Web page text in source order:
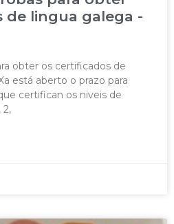
de lingua galega -
obter os certificados de
está aberto o prazo para
certifican os niveis de
2,